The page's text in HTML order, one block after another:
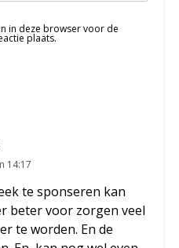
in deze browser voor de
plaats.
14:17
te sponseren kan
beter voor zorgen veel
te worden. En de